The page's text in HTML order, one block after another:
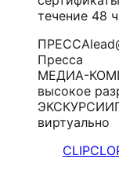
течение 48
ПРЕССА
Пресса
МЕДИА-
высокое
ЭКСКУРСИИ
виртуально